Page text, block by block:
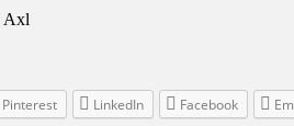
Axl
Pinterest LinkedIn Facebook